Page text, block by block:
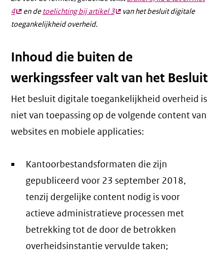
4(externe
link)
en de toelichting bij artikel 3(externe
van het besluit digitale
toegankelijkheid overheid.
Inhoud die buiten de
werkingssfeer valt van het Besluit
Het besluit digitale toegankelijkheid overheid is
niet van toepassing op de volgende content van
websites en mobiele applicaties:
Kantoorbestandsformaten die zijn
gepubliceerd voor 23 september 2018,
tenzij dergelijke content nodig is voor
actieve administratieve processen met
betrekking tot de door de betrokken
overheidsinstantie vervulde taken;